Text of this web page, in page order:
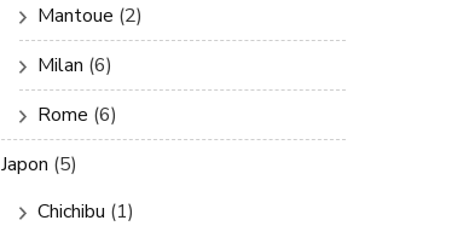
Mantoue (2)
Milan (6)
Rome (6)
Japon (5)
Chichibu (1)